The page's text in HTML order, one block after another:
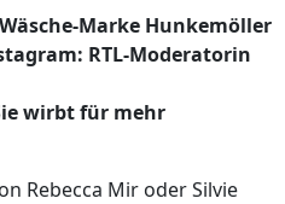
Marke Hunkemöller
RTL-Moderatorin
wirbt für mehr
Rebecca Mir oder Silvie